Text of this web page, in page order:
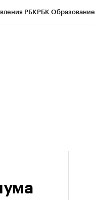
РБКРБК Образование